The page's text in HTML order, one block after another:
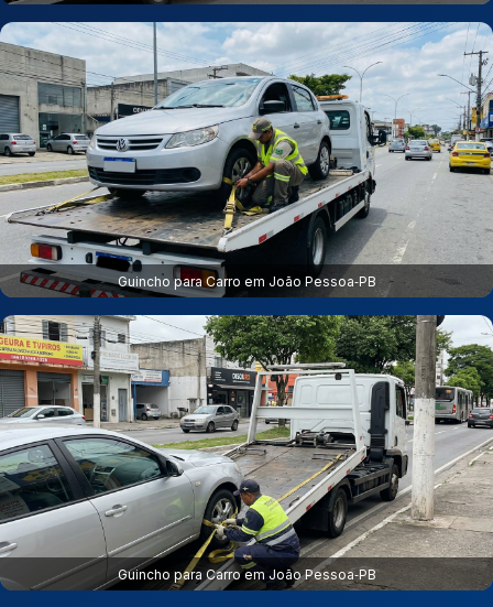
Guincho para Carro em João Pessoa‑PB
Guincho para Carro em João Pessoa‑PB